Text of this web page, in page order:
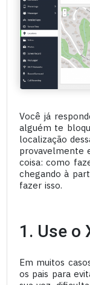
Você já
alguém te
localização
provavelmente
coisa: como
chegando à
fazer isso.
1. Use o
Em muitos
os pais para